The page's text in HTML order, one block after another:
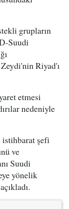
grupların
Suudi
Riyad'ı
etmesi
nedeniyle
istihbarat şefi
ve
Suudi
yönelik